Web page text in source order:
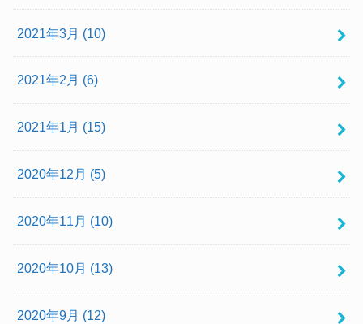
2021年3月 (10)
2021年2月 (6)
2021年1月 (15)
2020年12月 (5)
2020年11月 (10)
2020年10月 (13)
2020年9月 (12)